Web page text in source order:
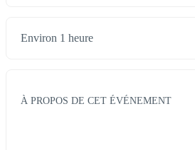
Environ 1 heure
À PROPOS DE CET ÉVÉNEMENT